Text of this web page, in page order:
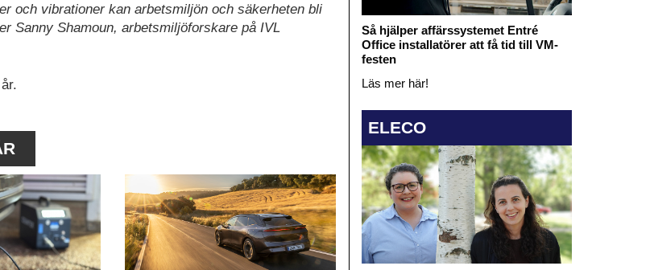
och vibrationer kan arbetsmiljön och säkerheten bli
Sanny Shamoun, arbetsmiljöforskare på IVL
Så hjälper affärssystemet Entré
Office installatörer att få tid till VM-
festen
Läs mer här!
ELECO